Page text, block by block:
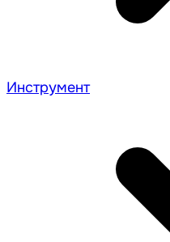
Инструмент